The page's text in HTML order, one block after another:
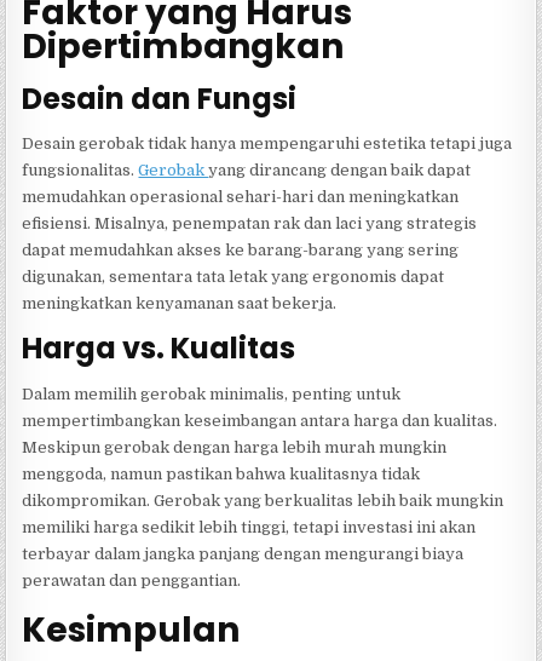
Faktor yang Harus
Dipertimbangkan
Desain dan Fungsi
Desain gerobak tidak hanya mempengaruhi estetika tetapi juga
fungsionalitas.Gerobakyang dirancang dengan baik dapat
memudahkan operasional sehari-hari dan meningkatkan
efisiensi. Misalnya, penempatan rak dan laci yang strategis
dapat memudahkan akses ke barang-barang yang sering
digunakan, sementara tata letak yang ergonomis dapat
meningkatkan kenyamanan saat bekerja.
Harga vs. Kualitas
Dalam memilih gerobak minimalis, penting untuk
mempertimbangkan keseimbangan antara harga dan kualitas.
Meskipun gerobak dengan harga lebih murah mungkin
menggoda, namun pastikan bahwa kualitasnya tidak
dikompromikan. Gerobak yang berkualitas lebih baik mungkin
memiliki harga sedikit lebih tinggi, tetapi investasi ini akan
terbayar dalam jangka panjang dengan mengurangi biaya
perawatan dan penggantian.
Kesimpulan